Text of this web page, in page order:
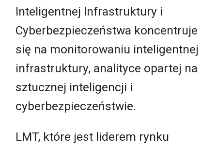
Inteligentnej Infrastruktury i
Cyberbezpieczeństwa koncentruje
się na monitorowaniu inteligentnej
infrastruktury, analityce opartej na
sztucznej inteligencji i
cyberbezpieczeństwie.
LMT, które jest liderem rynku